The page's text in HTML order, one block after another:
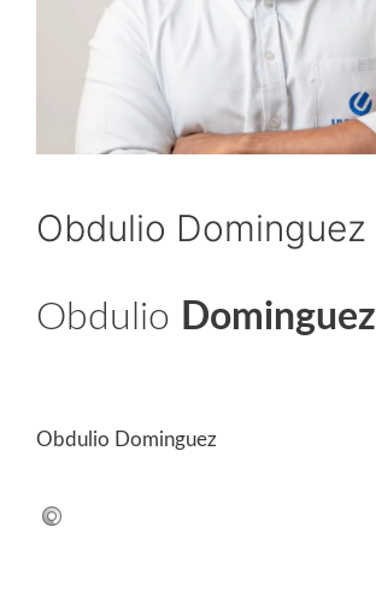
Obdulio Dominguez
Obdulio Dominguez
Obdulio Dominguez